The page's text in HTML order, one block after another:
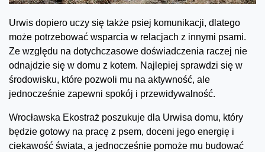
Urwis dopiero uczy się także psiej komunikacji, dlatego
może potrzebować wsparcia w relacjach z innymi psami.
Ze względu na dotychczasowe doświadczenia raczej nie
odnajdzie się w domu z kotem. Najlepiej sprawdzi się w
środowisku, które pozwoli mu na aktywność, ale
jednocześnie zapewni spokój i przewidywalność.
Wrocławska Ekostraż poszukuje dla Urwisa domu, który
będzie gotowy na pracę z psem, doceni jego energię i
ciekawość świata, a jednocześnie pomoże mu budować